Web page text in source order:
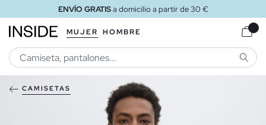
ENVÍO GRATISa domicilio a partir de 30 €
MUJER HOMBRE
CAMISETAS